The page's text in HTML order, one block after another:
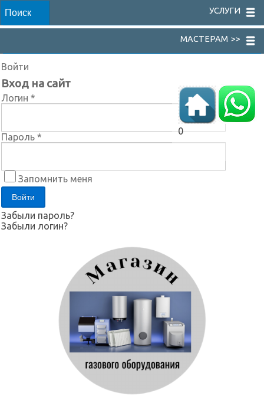
УСЛУГИ
МАСТЕРАМ >>
0
Войти
Вход на сайт
Логин *
Пароль *
Запомнить меня
Забыли пароль?
Забыли логин?